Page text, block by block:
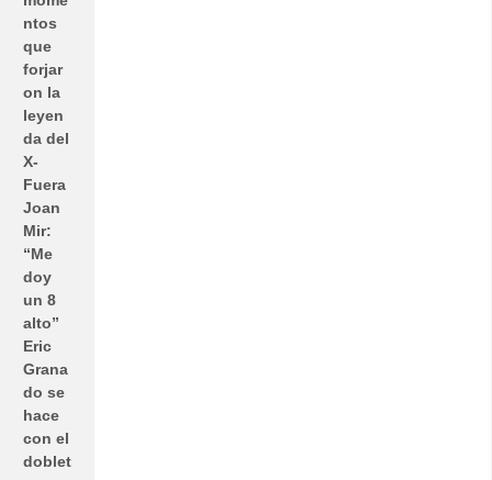
ntos
que
forjar
on la
leyen
da del
X-
Fuera
Joan
Mir:
“Me
doy
un 8
alto”
Eric
Grana
do se
hace
con el
doblet